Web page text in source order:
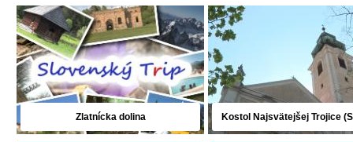
Zlatnícka dolina Kostol Najsvätejšej Trojice